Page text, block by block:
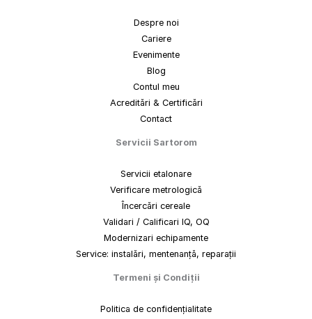
Despre noi
Cariere
Evenimente
Blog
Contul meu
Acreditări & Certificări
Contact
Servicii Sartorom
Servicii etalonare
Verificare metrologică
Încercări cereale
Validari / Calificari IQ, OQ
Modernizari echipamente
Service: instalări, mentenanță, reparații
Termeni și Condiții
Politica de confidențialitate